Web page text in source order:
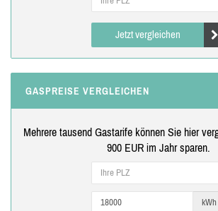
Jetzt vergleichen
GASPREISE VERGLEICHEN
Mehrere tausend Gastarife können Sie hier
900 EUR im Jahr sparen.
kWh